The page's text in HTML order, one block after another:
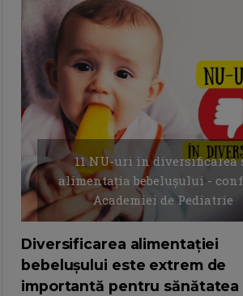
11 NU-uri in diversificarea
alimentația bebelușului -
Academiei de Pediatrie
Diversificarea alimentației
bebelușului este extrem de
importantă pentru sănătatea